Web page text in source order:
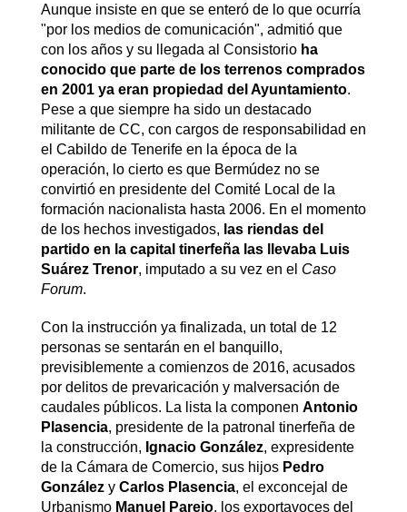
Aunque insiste en que se enteró de lo que ocurría
"por los medios de comunicación", admitió que
con los años y su llegada al Consistorio ha
conocido que parte de los terrenos comprados
en 2001 ya eran propiedad del Ayuntamiento.
Pese a que siempre ha sido un destacado
militante de CC, con cargos de responsabilidad en
el Cabildo de Tenerife en la época de la
operación, lo cierto es que Bermúdez no se
convirtió en presidente del Comité Local de la
formación nacionalista hasta 2006. En el momento
de los hechos investigados, las riendas del
partido en la capital tinerfeña las llevaba Luis
Suárez Trenor, imputado a su vez en el Caso
Forum.
Con la instrucción ya finalizada, un total de 12
personas se sentarán en el banquillo,
previsiblemente a comienzos de 2016, acusados
por delitos de prevaricación y malversación de
caudales públicos. La lista la componen Antonio
Plasencia, presidente de la patronal tinerfeña de
la construcción, Ignacio González, expresidente
de la Cámara de Comercio, sus hijos Pedro
Gonzálezy Carlos Plasencia, el exconcejal de
Urbanismo Manuel Parejo, los exportavoces del